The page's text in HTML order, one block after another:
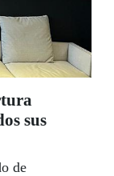
sus
de